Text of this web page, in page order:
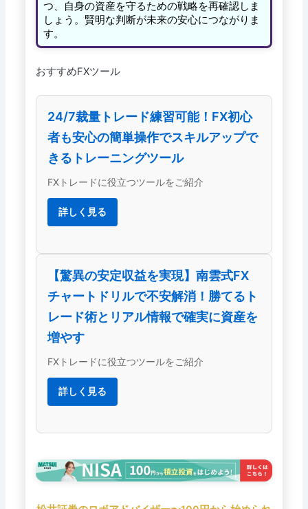
つ、自身の資産を守るための戦略を再確認しま
しょう。賢明な判断が未来の安心につながりま
す。
おすすめFXツール
24/7裁量トレード練習可能！FX初心
者も安心の簡単操作でスキルアップで
きるトレーニングツール
FXトレードに役立つツールをご紹介
詳しく見る
【驚異の安定収益を実現】南雲式FX
チャートドリルで不安解消！勝てるト
レード術とリアル情報で確実に資産を
増やす
FXトレードに役立つツールをご紹介
詳しく見る